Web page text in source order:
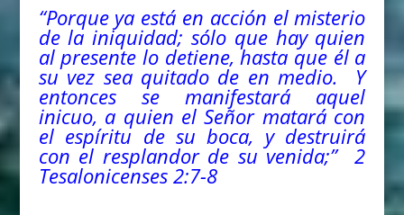
“Porque ya está en acción el misterio
de la iniquidad; sólo que hay quien
al presente lo detiene, hasta que él a
su vez sea quitado de en medio. Y
entonces se manifestará aquel
inicuo, a quien el Señor matará con
el espíritu de su boca, y destruirá
con el resplandor de su venida;” 2
Tesalonicenses 2:7-8